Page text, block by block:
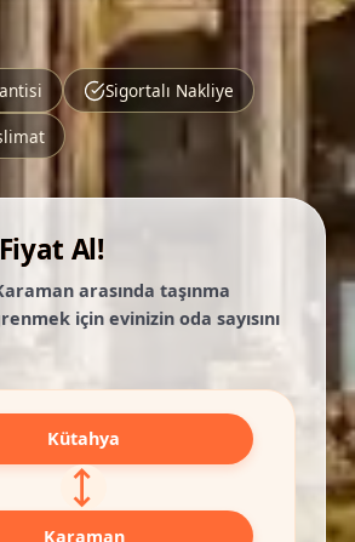
Sigortalı Nakliye
Al!
arasında taşınma
için evinizin oda sayısını
Kütahya
⟷
Karaman